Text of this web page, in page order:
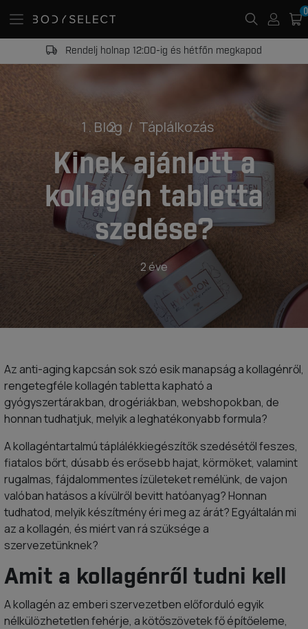
Rendelj holnap 12:00-ig és hétfőn megkapod
Blog Táplálkozás
Kinek ajánlott a
kollagén tabletta
szedése?
2 éve
Az anti-aging kapcsán sok szó esik manapság a kollagénről,
rengetegféle kollagén tabletta kapható a
gyógyszertárakban, drogériákban, webshopokban, de
honnan tudhatjuk, melyik a leghatékonyabb formula?
A kollagéntartalmú táplálékkiegészítők szedésétől feszes,
fiatalos bőrt, dúsabb és erősebb hajat, körmöket, valamint
rugalmas, fájdalommentes ízületeket remélünk, de vajon
valóban hatásos a kívülről bevitt hatóanyag? Honnan
tudhatod, melyik készítmény éri meg az árát? Egyáltalán mi
az a kollagén, és miért van rá szüksége a
szervezetünknek?
Amit a kollagénről tudni kell
A kollagén az emberi szervezetben előforduló egyik
nélkülözhetetlen fehérje, a kötőszövetek fő építőeleme,
0